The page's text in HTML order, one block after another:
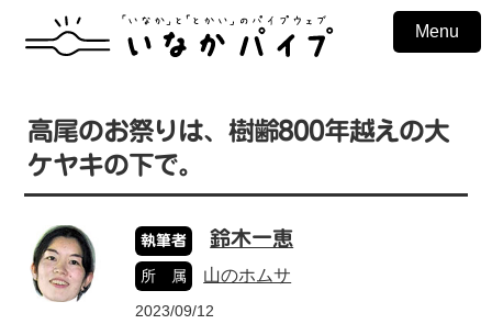
Menu
高尾のお祭りは、樹齢800年越えの大
ケヤキの下で。
執筆者 鈴木一恵
所 属 山のホムサ
2023/09/12